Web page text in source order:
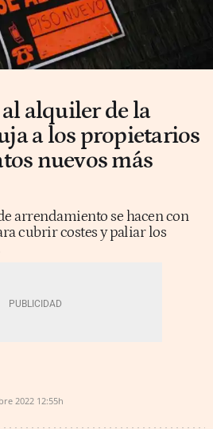
alquiler de la
a los propietarios
nuevos más
arrendamiento se hacen con
cubrir costes y paliar los
2022 12:55h